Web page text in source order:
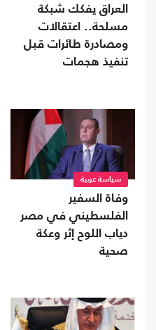
العراق يفكك شبكة
مسلحة.. اعتقالات
ومصادرة طائرات قبل
تنفيذ هجمات
سياسة عربية
وفاة السفير
الفلسطيني في مصر
دياب اللوح إثر وعكة
صحية